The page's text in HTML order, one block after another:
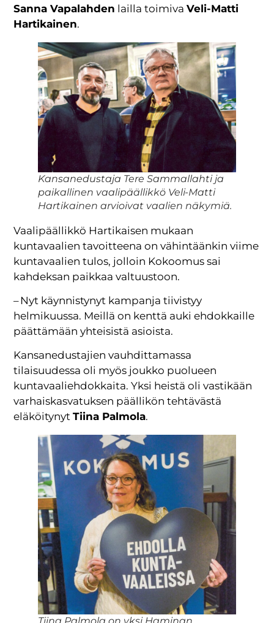
Sanna Vapalahden lailla toimivaVeli-Matti
Hartikainen.
Kansanedustaja Tere Sammallahti ja
paikallinen vaalipäällikkö Veli-Matti
Hartikainen arvioivat vaalien näkymiä.
Vaalipäällikkö Hartikaisen mukaan
kuntavaalien tavoitteena on vähintäänkin viime
kuntavaalien tulos, jolloin Kokoomus sai
kahdeksan paikkaa valtuustoon.
– Nyt käynnistynyt kampanja tiivistyy
helmikuussa. Meillä on kenttä auki ehdokkaille
päättämään yhteisistä asioista.
Kansanedustajien vauhdittamassa
tilaisuudessa oli myös joukko puolueen
kuntavaaliehdokkaita. Yksi heistä oli vastikään
varhaiskasvatuksen päällikön tehtävästä
eläköitynytTiina Palmola.
Tiina Palmola on yksi Haminan